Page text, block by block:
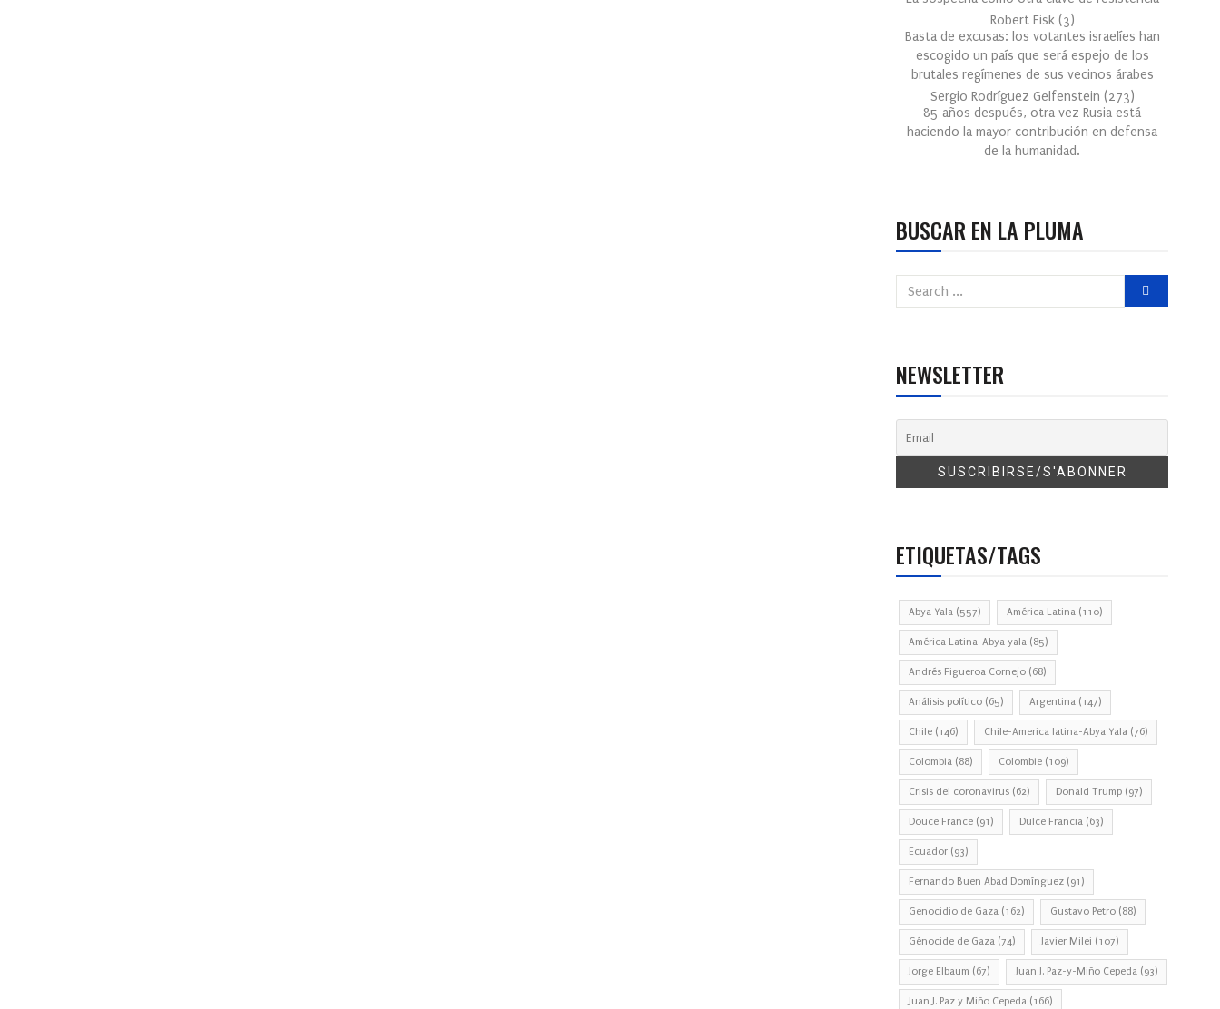
Robert Fisk (3)
Basta de excusas: los votantes israelíes han
escogido un país que será espejo de los
brutales regímenes de sus vecinos árabes
Sergio Rodríguez Gelfenstein (273)
85 años después, otra vez Rusia está
haciendo la mayor contribución en defensa
de la humanidad.
BUSCAR EN LA PLUMA
NEWSLETTER
ETIQUETAS/TAGS
Abya Yala (557) América Latina (110)
América Latina-Abya yala (85)
Andrés Figueroa Cornejo (68)
Análisis político (65) Argentina (147)
Chile (146) Chile-America latina-Abya Yala (76)
Colombia (88) Colombie (109)
Crisis del coronavirus (62) Donald Trump (97)
Douce France (91) Dulce Francia (63)
Ecuador (93)
Fernando Buen Abad Domínguez (91)
Genocidio de Gaza (162) Gustavo Petro (88)
Génocide de Gaza (74) Javier Milei (107)
Jorge Elbaum (67) Juan J. Paz-y-Miño Cepeda (93)
Juan J. Paz y Miño Cepeda (166)